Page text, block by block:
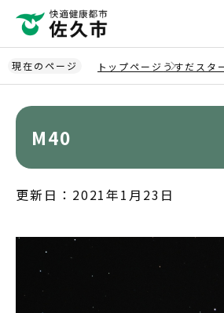
ペ
ー
ジ
現在のページ トップページ うすだスタ
M40
更新日：2021年1月23日